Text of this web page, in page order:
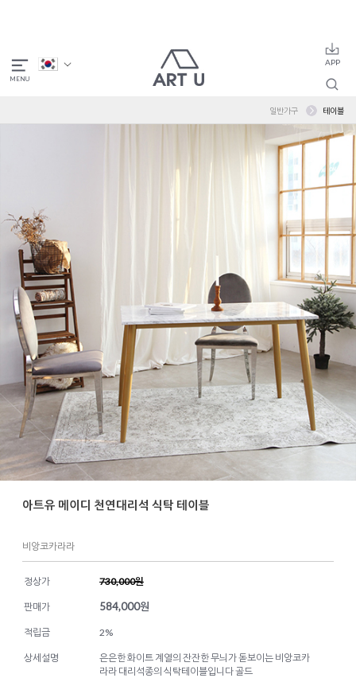
일반가구 테이블
아트유 메이디 천연대리석 식탁 테이블
비앙코카라라
정상가 730,000원
판매가 584,000원
적립금 2%
상세설명
은은한 화이트 계열의 잔잔한 무늬가 돋보이는 비앙코카
라라 대리석종의 식탁테이블입니다 골드